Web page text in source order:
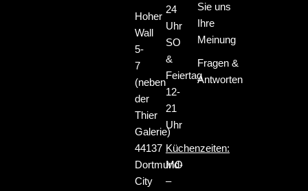
Hoher
Wall
5-
7
(neben
der
Thier
Galerie)
44137
Dortmund-
City
24
Uhr
SO
&
Feiertag
12-
21
Uhr
Küchenzeiten:
MO
–
Sie uns
Ihre
Meinung
Fragen &
Antworten